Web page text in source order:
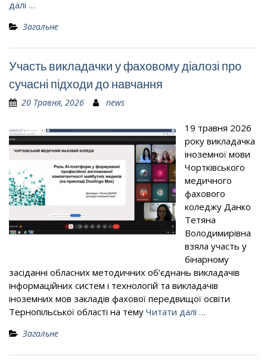
далі …
Загальне
Участь викладачки у фаховому діалозі про
сучасні підходи до навчання
20 Травня, 2026 news
19 травня 2026
року викладачка
іноземної мови
Чортківського
медичного
фахового
коледжу Данко
Тетяна
Володимирівна
взяла участь у
бінарному
засіданні обласних методичних об’єднань викладачів
інформаційних систем і технологій та викладачів
іноземних мов закладів фахової передвищої освіти
Тернопільської області на тему Читати далі …
Загальне